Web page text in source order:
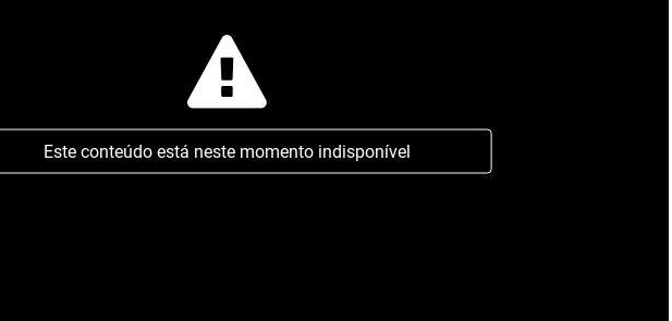
Este conteúdo está neste momento indisponível